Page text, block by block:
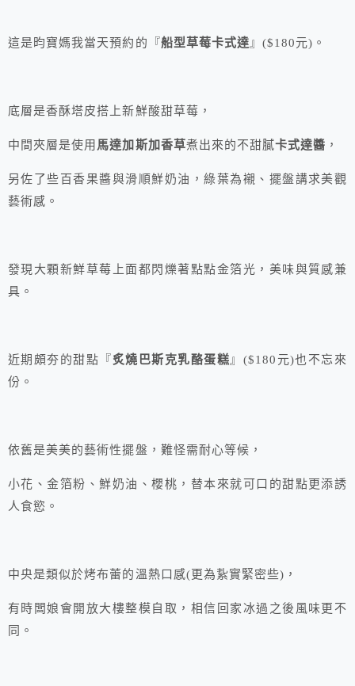
這是昀寶媽我當天預約的『船型草莓卡式達』($180元)。
底層是香酥塔皮搭上新鮮酸甜草莓，
中間夾層是使用 馬達加斯加香草煮出來的不甜膩卡式達醬 ，
另佐了些百香果醬與滑順鮮奶油，綠葉為襯、擺盤講求美觀
藝術感。
發現大顆新鮮草莓上面都閃爍著點點金箔光，美味與質感兼
具。
近期頗夯的甜點『炙燒巴斯克乳酪蛋糕』($180元)也不忘來
份。
依舊是美美的藝術性擺盤，難怪需耐心等候，
小花、金箔粉、鮮奶油、櫻桃，替本來就可口的甜點更添誘
人食慾。
中央是類似於烤布蕾的溫熱口感(更為紥實緊密些)，
有時闆娘會開放大樓整模自取，相信回家冰過之後風味更不
同。